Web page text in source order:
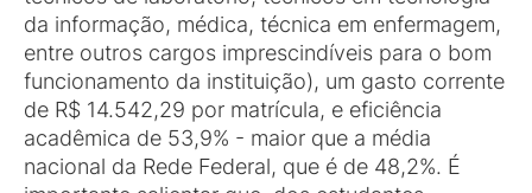
da informação, médica, técnica em enfermagem,
entre outros cargos imprescindíveis para o bom
funcionamento da instituição), um gasto corrente
de R$ 14.542,29 por matrícula, e eficiência
acadêmica de 53,9% - maior que a média
nacional da Rede Federal, que é de 48,2%. É